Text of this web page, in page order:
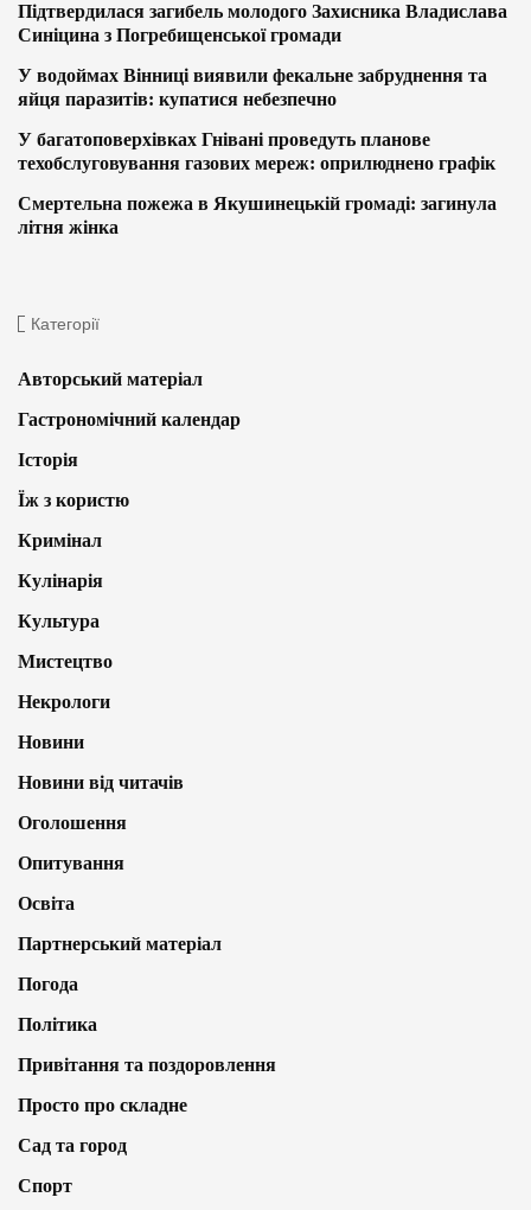
Підтвердилася загибель молодого Захисника Владислава
Синіцина з Погребищенської громади
У водоймах Вінниці виявили фекальне забруднення та
яйця паразитів: купатися небезпечно
У багатоповерхівках Гнівані проведуть планове
техобслуговування газових мереж: оприлюднено графік
Смертельна пожежа в Якушинецькій громаді: загинула
літня жінка
Категорії
Авторський матеріал
Гастрономічний календар
Історія
Їж з користю
Кримінал
Кулінарія
Культура
Мистецтво
Некрологи
Новини
Новини від читачів
Оголошення
Опитування
Освіта
Партнерський матеріал
Погода
Політика
Привітання та поздоровлення
Просто про складне
Сад та город
Спорт